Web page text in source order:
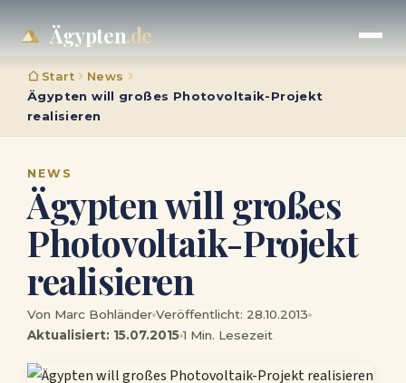
Ägypten.de
Start
News
Ägypten will großes Photovoltaik-Projekt
realisieren
NEWS
Ägypten will großes
Photovoltaik-Projekt
realisieren
Von Marc Bohländer Veröffentlicht: 28.10.2013
Aktualisiert: 15.07.2015 1 Min. Lesezeit